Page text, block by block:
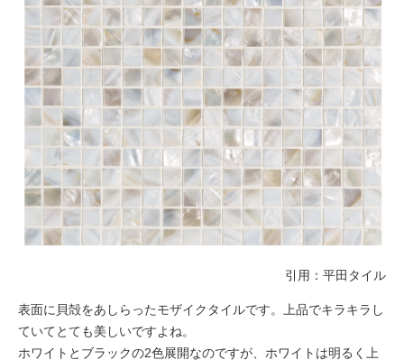
引用： 平田タイル
表面に貝殻をあしらったモザイクタイルです。上品でキラキラし
ていてとても美しいですよね。
ホワイトとブラックの2色展開なのですが、ホワイトは明るく上